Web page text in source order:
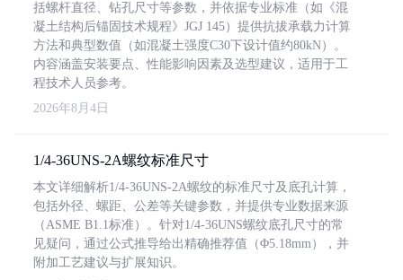
括螺杆直径、钻孔尺寸等参数，并依据专业标准（如《混
凝土结构后锚固技术规程》JGJ 145）提供抗拔承载力计算
方法和典型数值（如混凝土强度C30下设计值约80kN）。
内容涵盖安装要点、性能影响因素及选型建议，适用于工
程技术人员参考。
2026年8月4日
1/4-36UNS-2A螺纹标准尺寸
本文详细解析1/4-36UNS-2A螺纹的标准尺寸及底孔计算，
包括外径、螺距、公差等关键参数，并提供专业数据来源
（ASME B1.1标准）。针对1/4-36UNS螺纹底孔尺寸的常
见疑问，通过公式推导给出精确推荐值（Φ5.18mm），并
附加工艺建议与扩展知识。